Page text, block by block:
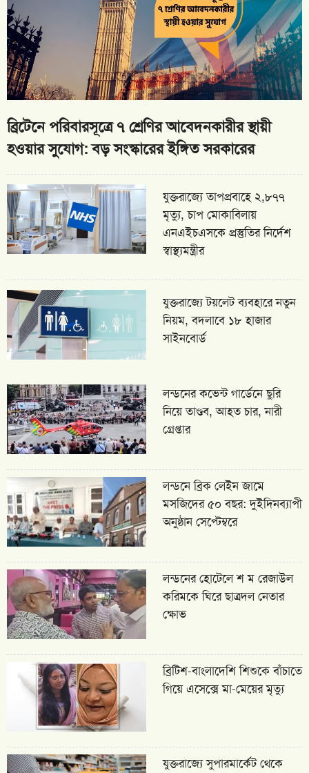
ব্রিটেনে পরিবারসূত্রে ৭ শ্রেণির আবেদনকারীর স্থায়ী
হওয়ার সুযোগ: বড় সংস্কারের ইঙ্গিত সরকারের
যুক্তরাজ্যে তাপপ্রবাহে ২,৮৭৭
মৃত্যু, চাপ মোকাবিলায়
এনএইচএসকে প্রস্তুতির নির্দেশ
স্বাস্থ্যমন্ত্রীর
যুক্তরাজ্যে টয়লেট ব্যবহারে নতুন
নিয়ম, বদলাবে ১৮ হাজার
সাইনবোর্ড
লন্ডনের কভেন্ট গার্ডেনে ছুরি
নিয়ে তাণ্ডব, আহত চার, নারী
গ্রেপ্তার
লন্ডনে ব্রিক লেইন জামে
মসজিদের ৫০ বছর: দুইদিনব্যাপী
অনুষ্ঠান সেপ্টেম্বরে
লন্ডনের হোটেলে শ ম রেজাউল
করিমকে ঘিরে ছাত্রদল নেতার
ক্ষোভ
ব্রিটিশ-বাংলাদেশি শিশুকে বাঁচাতে
গিয়ে এসেক্সে মা-মেয়ের মৃত্যু
যুক্তরাজ্যে সুপারমার্কেট থেকে